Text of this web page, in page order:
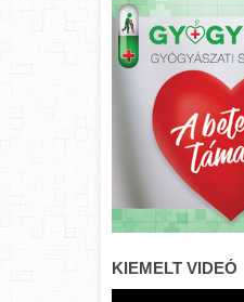
KIEMELT VIDEÓ